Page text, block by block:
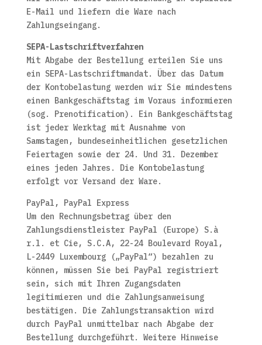
E-Mail und liefern die Ware nach
Zahlungseingang.
SEPA-Lastschriftverfahren
Mit Abgabe der Bestellung erteilen Sie uns
ein SEPA-Lastschriftmandat. Über das Datum
der Kontobelastung werden wir Sie mindestens
einen Bankgeschäftstag im Voraus informieren
(sog. Prenotification). Ein Bankgeschäftstag
ist jeder Werktag mit Ausnahme von
Samstagen, bundeseinheitlichen gesetzlichen
Feiertagen sowie der 24. Und 31. Dezember
eines jeden Jahres. Die Kontobelastung
erfolgt vor Versand der Ware.
PayPal, PayPal Express
Um den Rechnungsbetrag über den
Zahlungsdienstleister PayPal (Europe) S.à
r.l. et Cie, S.C.A, 22-24 Boulevard Royal,
L-2449 Luxembourg („PayPal“) bezahlen zu
können, müssen Sie bei PayPal registriert
sein, sich mit Ihren Zugangsdaten
legitimieren und die Zahlungsanweisung
bestätigen. Die Zahlungstransaktion wird
durch PayPal unmittelbar nach Abgabe der
Bestellung durchgeführt. Weitere Hinweise